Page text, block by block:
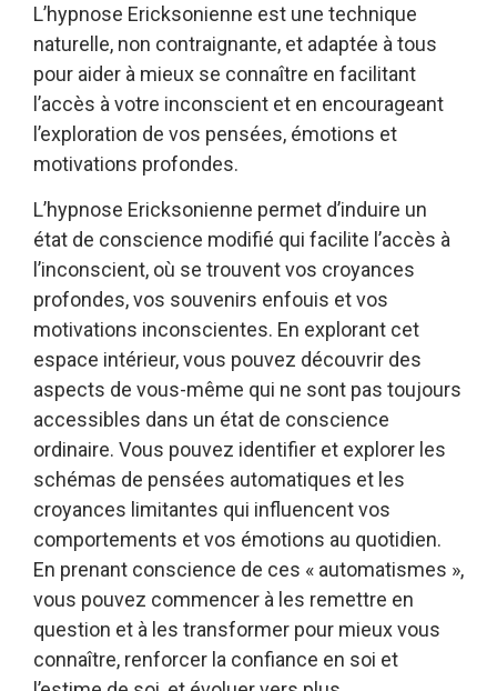
L’hypnose Ericksonienne est une technique
naturelle, non contraignante, et adaptée à tous
pour aider à mieux se connaître en facilitant
l’accès à votre inconscient et en encourageant
l’exploration de vos pensées, émotions et
motivations profondes.
L’hypnose Ericksonienne permet d’induire un
état de conscience modifié qui facilite l’accès à
l’inconscient, où se trouvent vos croyances
profondes, vos souvenirs enfouis et vos
motivations inconscientes. En explorant cet
espace intérieur, vous pouvez découvrir des
aspects de vous-même qui ne sont pas toujours
accessibles dans un état de conscience
ordinaire. Vous pouvez identifier et explorer les
schémas de pensées automatiques et les
croyances limitantes qui influencent vos
comportements et vos émotions au quotidien.
En prenant conscience de ces « automatismes »,
vous pouvez commencer à les remettre en
question et à les transformer pour mieux vous
connaître, renforcer la confiance en soi et